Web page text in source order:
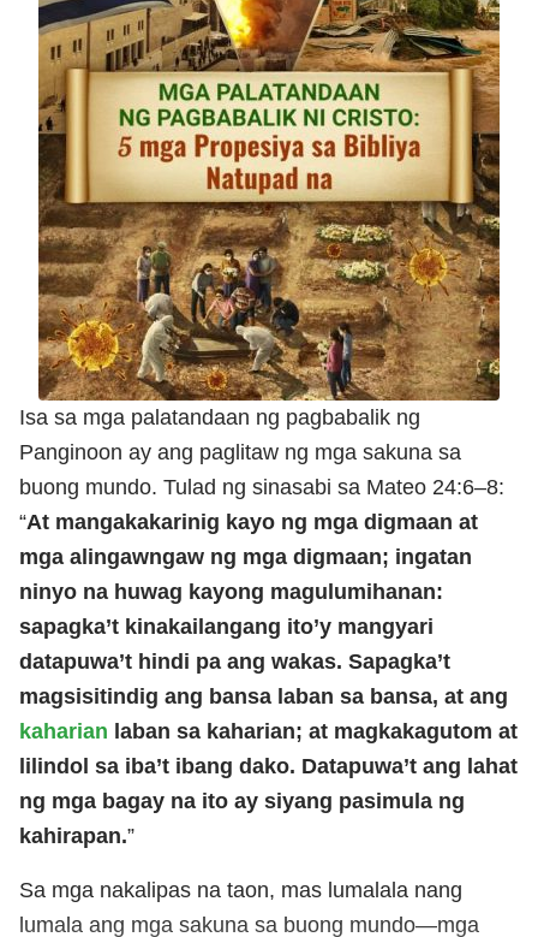
Isa sa mga palatandaan ng pagbabalik ng
Panginoon ay ang paglitaw ng mga sakuna sa
buong mundo. Tulad ng sinasabi sa Mateo 24:6–8:
“At mangakakarinig kayo ng mga digmaan at
mga alingawngaw ng mga digmaan; ingatan
ninyo na huwag kayong magulumihanan:
sapagka’t kinakailangang ito’y mangyari
datapuwa’t hindi pa ang wakas. Sapagka’t
magsisitindig ang bansa laban sa bansa, at ang
kaharian laban sa kaharian; at magkakagutom at
lilindol sa iba’t ibang dako. Datapuwa’t ang lahat
ng mga bagay na ito ay siyang pasimula ng
kahirapan.”
Sa mga nakalipas na taon, mas lumalala nang
lumala ang mga sakuna sa buong mundo—mga